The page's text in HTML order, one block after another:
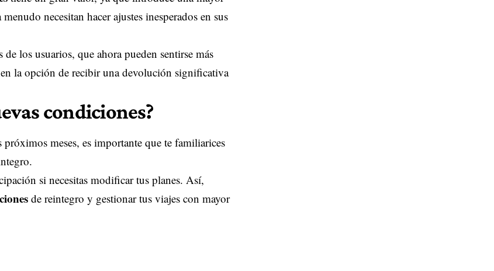
necesitan hacer ajustes inesperados en sus
los usuarios, que ahora pueden sentirse más
la opción de recibir una devolución significativa
condiciones?
meses, es importante que te familiarices
si necesitas modificar tus planes. Así,
de reintegro y gestionar tus viajes con mayor